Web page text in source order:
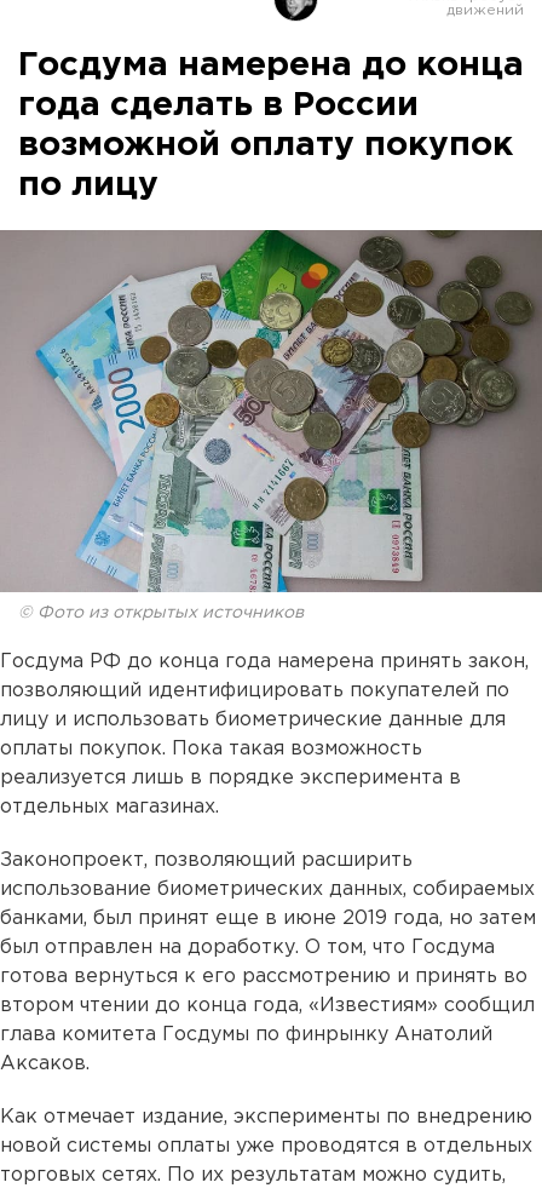
Госдума намерена до конца
года сделать в России
возможной оплату покупок
по лицу
© Фото из открытых источников
Госдума РФ до конца года намерена принять закон,
позволяющий идентифицировать покупателей по
лицу и использовать биометрические данные для
оплаты покупок. Пока такая возможность
реализуется лишь в порядке эксперимента в
отдельных магазинах.
Законопроект, позволяющий расширить
использование биометрических данных, собираемых
банками, был принят еще в июне 2019 года, но затем
был отправлен на доработку. О том, что Госдума
готова вернуться к его рассмотрению и принять во
втором чтении до конца года, «Известиям» сообщил
глава комитета Госдумы по финрынку Анатолий
Аксаков.
Как отмечает издание, эксперименты по внедрению
новой системы оплаты уже проводятся в отдельных
торговых сетях. По их результатам можно судить,